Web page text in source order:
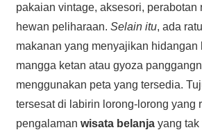
pakaian vintage, aksesori, perabotan
hewan peliharaan. Selain itu, ada
makanan yang menyajikan hidangan
mangga ketan atau gyoza
menggunakan peta yang tersedia.
tersesat di labirin lorong-lorong yang
pengalaman wisata belanjayang tak